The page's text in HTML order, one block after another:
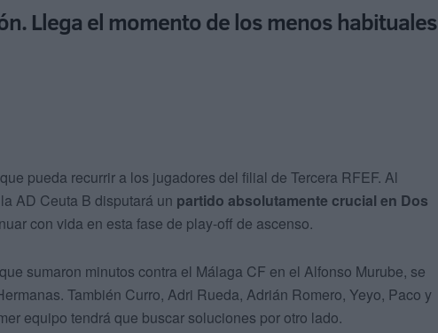
Llega el momento de los menos habituales
pueda recurrir a los jugadores del filial de Tercera RFEF. Al
AD Ceuta B disputará un partido absolutamente crucial en Dos
con vida en esta fase de play-off de ascenso.
sumaron minutos contra el Málaga CF en el Alfonso Murube, se
También Curro, Adri Rueda, Adrián Romero, Yeyo, Paco y
equipo tendrá que buscar soluciones por otro lado.